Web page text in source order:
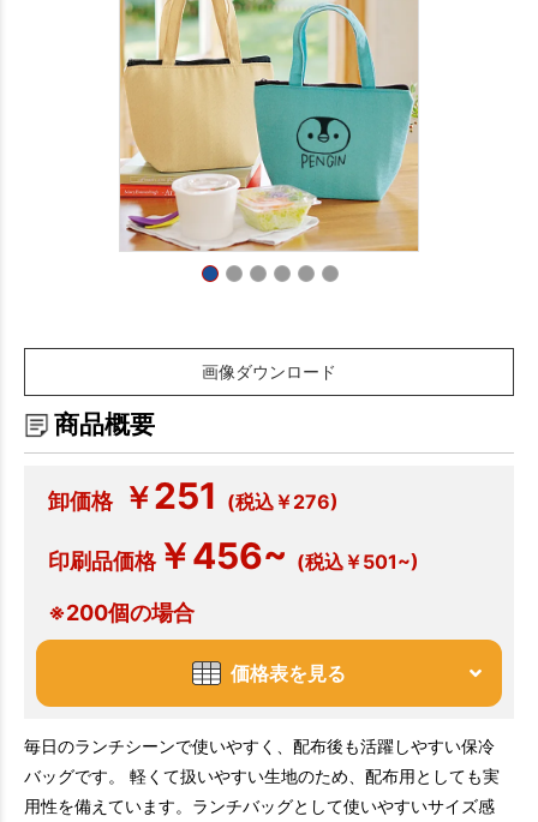
画像ダウンロード
商品概要
卸価格 ￥251 (税込￥276)
印刷品価格￥456~ (税込￥501~)
※200個の場合
価格表を見る
毎日のランチシーンで使いやすく、配布後も活躍しやすい保冷
バッグです。 軽くて扱いやすい生地のため、配布用としても実
用性を備えています。ランチバッグとして使いやすいサイズ感